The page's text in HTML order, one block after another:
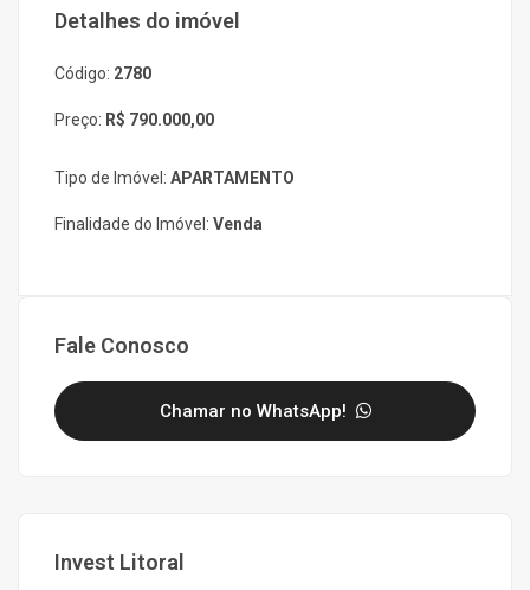
Detalhes do imóvel
Código: 2780
Preço: R$ 790.000,00
Tipo de Imóvel: APARTAMENTO
Finalidade do Imóvel: Venda
Fale Conosco
Chamar no WhatsApp!
Invest Litoral